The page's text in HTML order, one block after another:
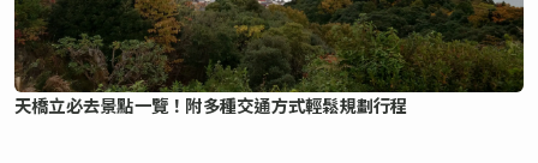
天橋立必去景點一覽！附多種交通方式輕鬆規劃行程